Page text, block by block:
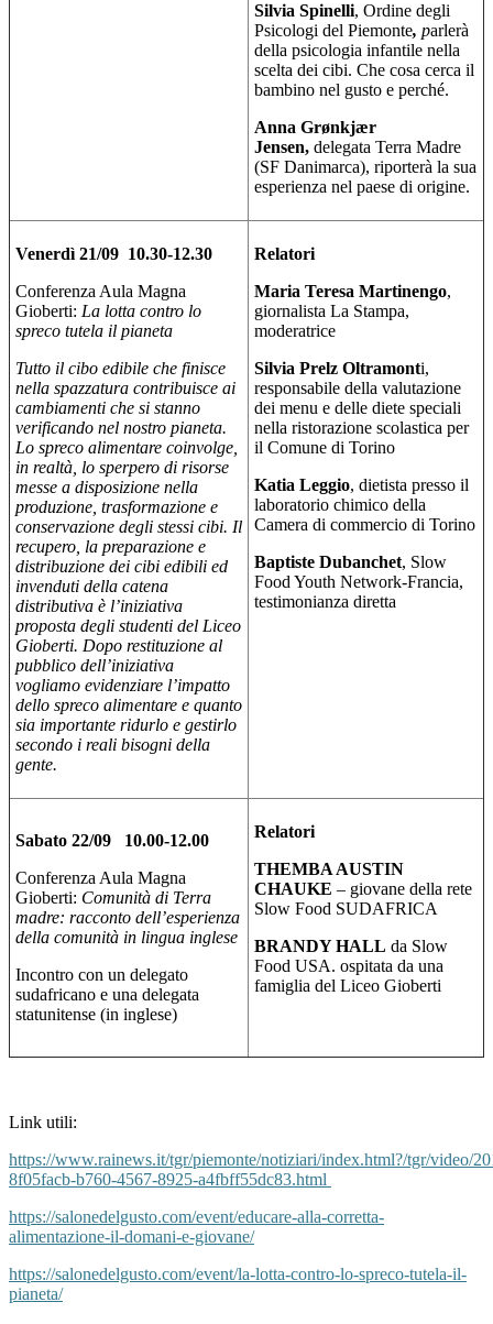
Silvia Spinelli, Ordine degli
Psicologi del Piemonte, parlerà
della psicologia infantile nella
scelta dei cibi. Che cosa cerca il
bambino nel gusto e perché.
Anna Grønkjær
Jensen, delegata Terra Madre
(SF Danimarca), riporterà la sua
esperienza nel paese di origine.
Venerdì 21/09 10.30-12.30
Conferenza Aula Magna
Gioberti: La lotta contro lo
spreco tutela il pianeta
Tutto il cibo edibile che finisce
nella spazzatura contribuisce ai
cambiamenti che si stanno
verificando nel nostro pianeta.
Lo spreco alimentare coinvolge,
in realtà, lo sperpero di risorse
messe a disposizione nella
produzione, trasformazione e
conservazione degli stessi cibi. Il
recupero, la preparazione e
distribuzione dei cibi edibili ed
invenduti della catena
distributiva è l’iniziativa
proposta degli studenti del Liceo
Gioberti. Dopo restituzione al
pubblico dell’iniziativa
vogliamo evidenziare l’impatto
dello spreco alimentare e quanto
sia importante ridurlo e gestirlo
secondo i reali bisogni della
gente.
Relatori
Maria Teresa Martinengo,
giornalista La Stampa,
moderatrice
Silvia Prelz Oltramonti,
responsabile della valutazione
dei menu e delle diete speciali
nella ristorazione scolastica per
il Comune di Torino
Katia Leggio, dietista presso il
laboratorio chimico della
Camera di commercio di Torino
Baptiste Dubanchet, Slow
Food Youth Network-Francia,
testimonianza diretta
Sabato 22/09
10.00-12.00
Conferenza Aula Magna
Gioberti: Comunità di Terra
madre: racconto dell’esperienza
della comunità in lingua inglese
Incontro con un delegato
sudafricano e una delegata
statunitense (in inglese)
Relatori
THEMBA AUSTIN
CHAUKE – giovane della rete
Slow Food SUDAFRICA
BRANDY HALL da Slow
Food USA. ospitata da una
famiglia del Liceo Gioberti
Link utili:
https://www.rainews.it/tgr/piemonte/notiziari/index.html?/tgr/video/
8f05facb-b760-4567-8925-a4fbff55dc83.html
https://salonedelgusto.com/event/educare-alla-corretta-
alimentazione-il-domani-e-giovane/
https://salonedelgusto.com/event/la-lotta-contro-lo-spreco-tutela-il-
pianeta/